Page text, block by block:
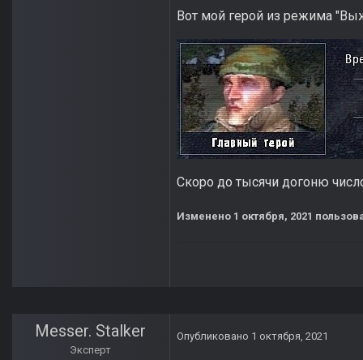
Вот мой герой из режима
Скоро до тысячи догоню
Изменено 1 октября, 2021
Messer. Stalker
Эксперт
Опубликовано 1 октября, 2021